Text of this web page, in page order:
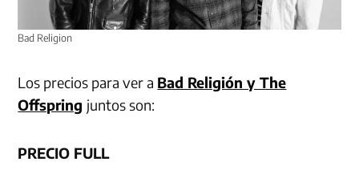
Bad Religion
Los precios para ver a Bad Religión y The
Offspring juntos son:
PRECIO FULL